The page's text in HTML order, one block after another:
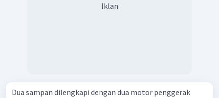
Iklan
Dua sampan dilengkapi dengan dua motor penggerak